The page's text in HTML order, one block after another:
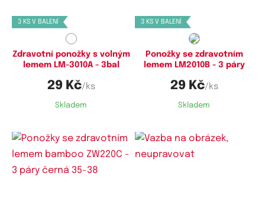
3 KS V BALENÍ
Zdravotní ponožky s volným
lemem LM-3010A - 3bal
29 Kč/ks
Skladem
3 KS V BALENÍ
Ponožky se zdravotním
lemem LM2010B - 3 páry
29 Kč/ks
Skladem